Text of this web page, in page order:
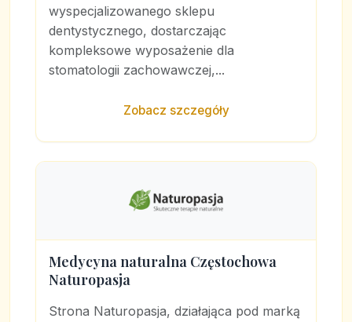
wyspecjalizowanego sklepu
dentystycznego, dostarczając
kompleksowe wyposażenie dla
stomatologii zachowawczej,...
Zobacz szczegóły
Medycyna naturalna Częstochowa
Naturopasja
Strona Naturopasja, działająca pod marką